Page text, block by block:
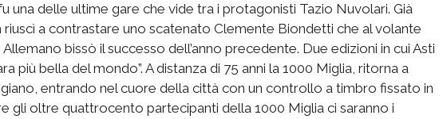
una delle ultime gare che vide tra i protagonisti Tazio Nuvolari. Già
riuscì a contrastare uno scatenato Clemente Biondetti che al volante
Allemano bissò il successo dell’anno precedente. Due edizioni in cui Asti
più bella del mondo”. A distanza di 75 anni la 1000 Miglia, ritorna a
entrando nel cuore della città con un controllo a timbro fissato in
gli oltre quattrocento partecipanti della 1000 Miglia ci saranno i